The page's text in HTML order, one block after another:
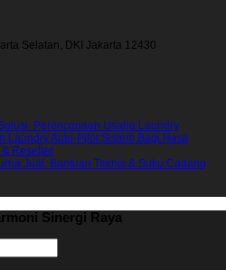
Selatan, DKI Jakarta 12430
Perencanaan Usaha Laundry
Laundry Auto-Pilot Sistem Bagi Hasil
Reseller
Jual, Bantuan Teknis & Suku Cadang
Sinergi Raya